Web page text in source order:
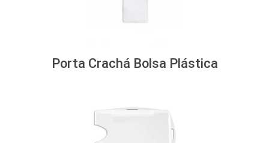
Porta Crachá Bolsa Plástica